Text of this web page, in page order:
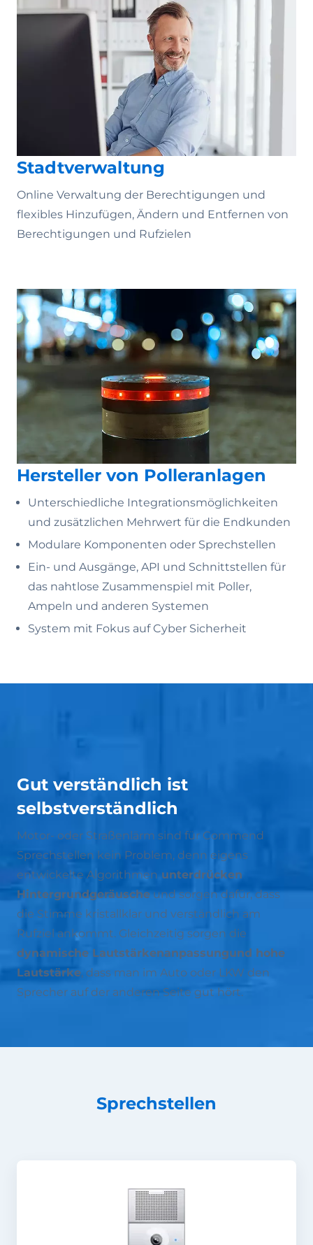
Stadtverwaltung
Online Verwaltung der Berechtigungen und
flexibles Hinzufügen, Ändern und Entfernen von
Berechtigungen und Rufzielen
Hersteller von Polleranlagen
Unterschiedliche Integrationsmöglichkeiten
und zusätzlichen Mehrwert für die Endkunden
Modulare Komponenten oder Sprechstellen
Ein- und Ausgänge, API und Schnittstellen für
das nahtlose Zusammenspiel mit Poller,
Ampeln und anderen Systemen
System mit Fokus auf Cyber Sicherheit
Gut verständlich ist
selbstverständlich
Motor- oder Straßenlärm sind für Commend
Sprechstellen kein Problem, denn eigens
entwickelte Algorithmen unterdrücken
Hintergrundgeräusche und sorgen dafür, dass
die Stimme kristallklar und verständlich am
Rufziel ankommt. Gleichzeitig sorgen die
dynamische Lautstärkenanpassungund hohe
Lautstärke, dass man im Auto oder LKW den
Sprecher auf der anderen Seite gut hört.
Sprechstellen